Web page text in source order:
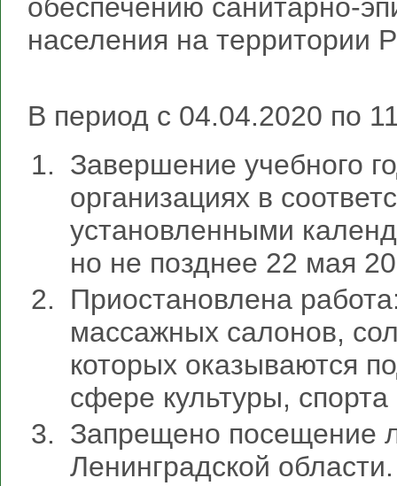
обеспечению санитарно-
населения на территории
В период с 04.04.2020 по
Завершение учебного
организациях в
установленными
но не позднее 22 мая
Приостановлена
массажных салонов,
которых оказываются
сфере культуры,
Запрещено посещение
Ленинградской области.